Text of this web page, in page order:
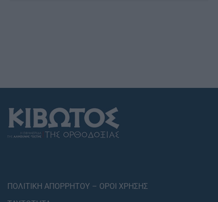
ΠΟΛΙΤΙΚΗ ΑΠΟΡΡΗΤΟΥ – ΟΡΟΙ ΧΡΗΣΗΣ